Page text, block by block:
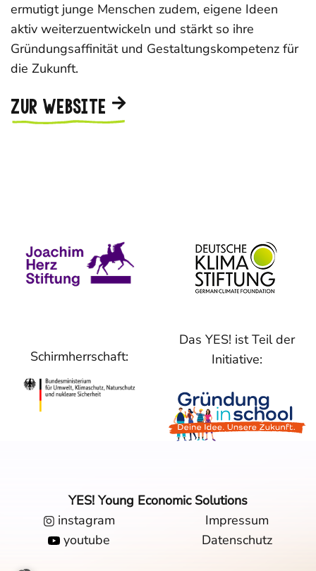
ermutigt junge Menschen zudem, eigene Ideen
aktiv weiterzuentwickeln und stärkt so ihre
Gründungsaffinität und Gestaltungskompetenz für
die Zukunft.
ZUR WEBSITE
Schirmherrschaft:
Das YES! ist Teil der
Initiative:
YES! Young Economic Solutions
instagram
youtube
Impressum
Datenschutz